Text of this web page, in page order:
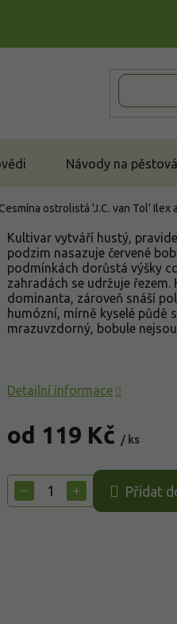
Návody na
Cesmína ostrolistá 'J.C. van Tol' Ilex
od 119 Kč / ks
cena:
+
− Přidat
Kultivar vytváří hustý,
podzim nasazuje červené
podmínkách dorůstá výšky
zahradách se udržuje
dominanta, zároveň snáší
humózní, mírně kyselé půdě
mrazuvzdorný, bobule
Detailní informace